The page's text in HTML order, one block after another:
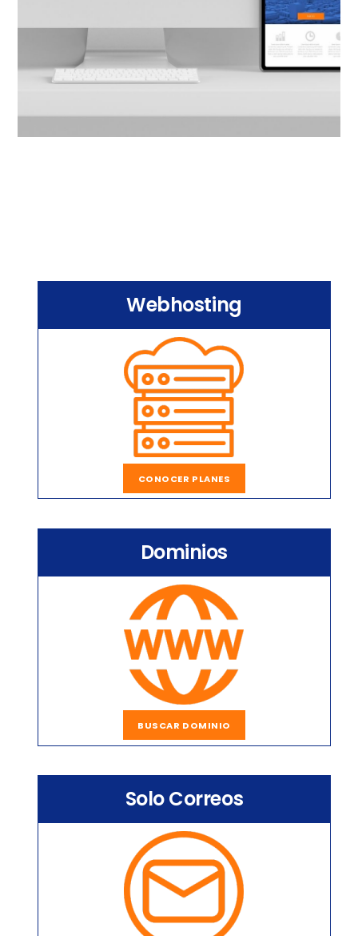
Webhosting
CONOCER PLANES
Dominios
BUSCAR DOMINIO
Solo Correos